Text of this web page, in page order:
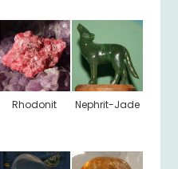
Rhodonit Nephrit-Jade